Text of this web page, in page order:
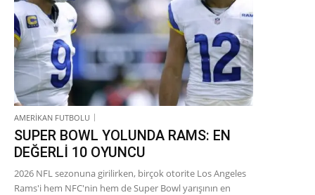
AMERİKAN FUTBOLU
SUPER BOWL YOLUNDA RAMS: EN
DEĞERLİ 10 OYUNCU
2026 NFL sezonuna girilirken, birçok otorite Los Angeles
Rams'i hem NFC'nin hem de Super Bowl yarışının en